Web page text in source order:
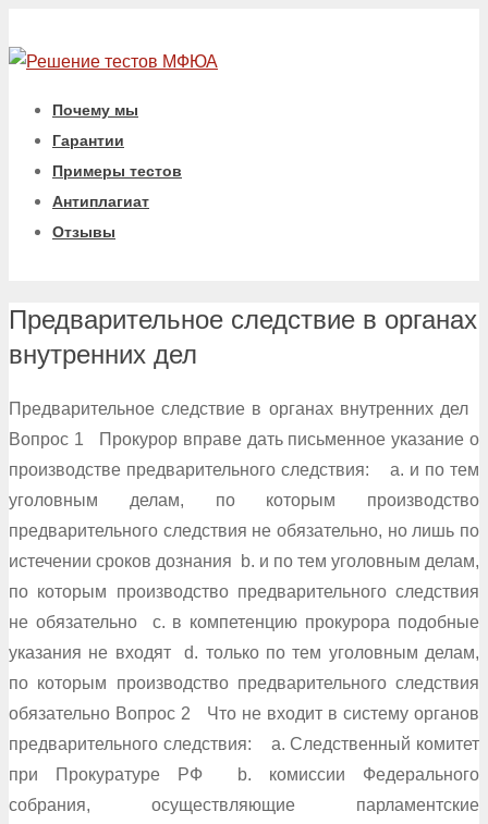
Почему мы
Гарантии
Примеры тестов
Антиплагиат
Отзывы
Предварительное следствие в органах
внутренних дел
Предварительное следствие в органах внутренних дел
Вопрос 1 Прокурор вправе дать письменное указание о
производстве предварительного следствия: a. и по тем
уголовным делам, по которым производство
предварительного следствия не обязательно, но лишь по
истечении сроков дознания b. и по тем уголовным делам,
по которым производство предварительного следствия
не обязательно c. в компетенцию прокурора подобные
указания не входят d. только по тем уголовным делам,
по которым производство предварительного следствия
обязательно Вопрос 2 Что не входит в систему органов
предварительного следствия: a. Следственный комитет
при Прокуратуре РФ b. комиссии Федерального
собрания, осуществляющие парламентские